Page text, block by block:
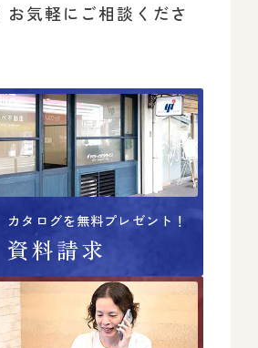
お気軽にご相談くださ
カタログを無料プレゼント！
資料請求